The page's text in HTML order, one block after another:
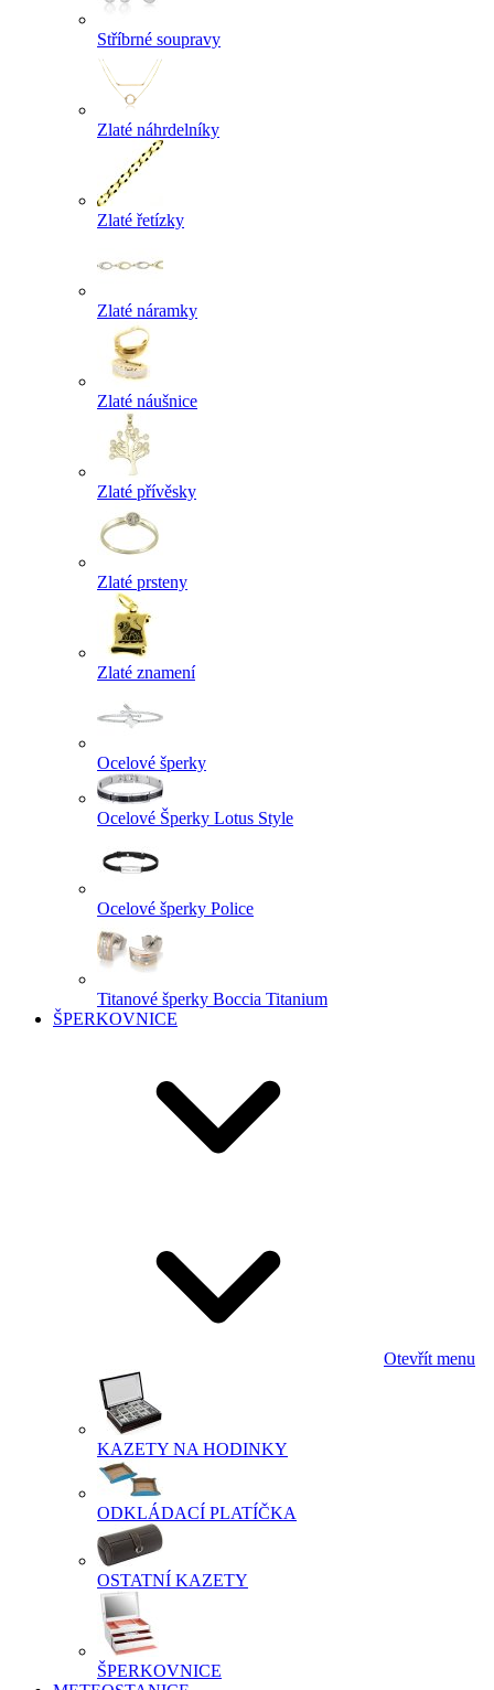
Stříbrné soupravy
Zlaté náhrdelníky
Zlaté řetízky
Zlaté náramky
Zlaté náušnice
Zlaté přívěsky
Zlaté prsteny
Zlaté znamení
Ocelové šperky
Ocelové Šperky Lotus Style
Ocelové šperky Police
Titanové šperky Boccia Titanium
ŠPERKOVNICE
Otevřít menu
KAZETY NA HODINKY
ODKLÁDACÍ PLATÍČKA
OSTATNÍ KAZETY
ŠPERKOVNICE